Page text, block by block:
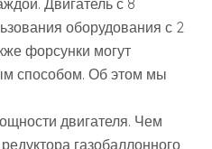
оборудования с 2
форсунки могут
способом. Об этом мы
двигателя. Чем
газобаллонного